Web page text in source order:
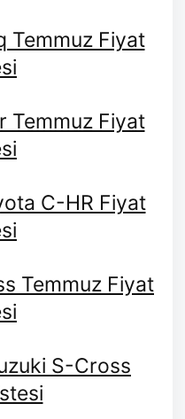
Temmuz Fiyat
Temmuz Fiyat
C-HR Fiyat
Temmuz Fiyat
S-Cross